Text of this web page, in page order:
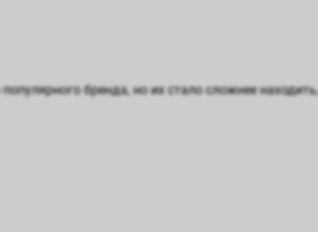
бренда, но их стало сложнее